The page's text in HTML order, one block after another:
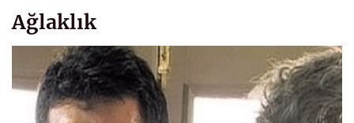
Ağlaklık